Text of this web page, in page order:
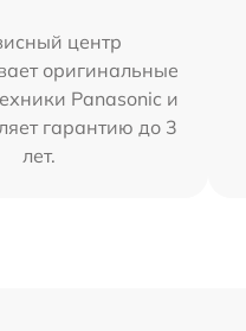
центр
оригинальные
Panasonic и
гарантию до 3
лет.